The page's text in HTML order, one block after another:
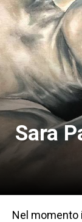
Sara
Nel momento